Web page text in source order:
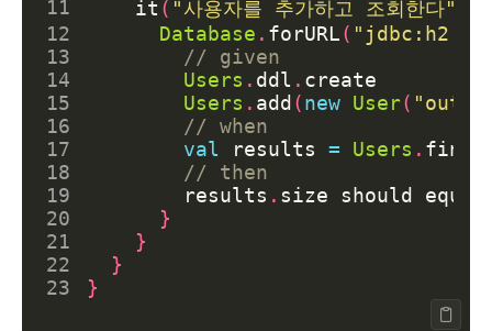
11
it ( "사용자를 추가하고 조회한다"
12
Database . forURL(
13
14
Users . ddl . create
15
Users . add (new User(
16
17
val results = Users .
18
19
results . size should equal
20
}
21
}
22
}
23
}